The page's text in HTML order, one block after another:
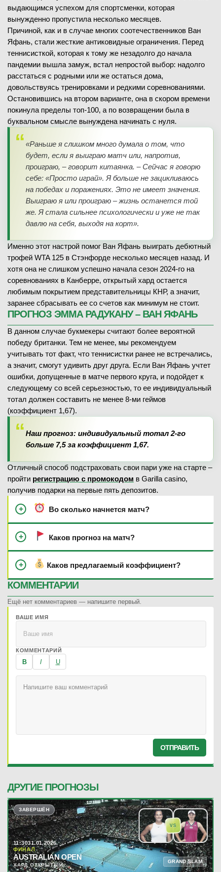
выдающимся успехом для спортсменки, которая
вынужденно пропустила несколько месяцев.
Причиной, как и в случае многих соотечественников Ван
Яфань, стали жесткие антиковидные ограничения. Перед
теннисисткой, которая к тому же незадолго до начала
пандемии вышла замуж, встал непростой выбор: надолго
расстаться с родными или же остаться дома,
довольствуясь тренировками и редкими соревнованиями.
Остановившись на втором варианте, она в скором времени
покинула пределы топ-100, а по возвращении была в
буквальном смысле вынуждена начинать с нуля.
«Раньше я слишком много думала о том, что
будет, если я выиграю матч или, напротив,
проиграю, – говорит китаянка. – Сейчас я говорю
себе: «Просто играй». Я больше не зацикливаюсь
на победах и поражениях. Это не имеет значения.
Выиграю я или проиграю – жизнь останется той
же. Я стала сильнее психологически и уже не так
давлю на себя, выходя на корт».
Именно этот настрой помог Ван Яфань выиграть дебютный
трофей WTA 125 в Стэнфорде несколько месяцев назад. И
хотя она не слишком успешно начала сезон 2024-го на
соревнованиях в Канберре, открытый хард остается
любимым покрытием представительницы КНР, а значит,
заранее сбрасывать ее со счетов как минимум не стоит.
ПРОГНОЗ ЭММА РАДУКАНУ – ВАН ЯФАНЬ
В данном случае букмекеры считают более вероятной
победу британки. Тем не менее, мы рекомендуем
учитывать тот факт, что теннисистки ранее не встречались,
а значит, смогут удивить друг друга. Если Ван Яфань учтет
ошибки, допущенные в матче первого круга, и подойдет к
следующему со всей серьезностью, то ее индивидуальный
тотал должен составить не менее 8-ми геймов
(коэффициент 1,67).
Наш прогноз: индивидуальный тотал 2-го
больше 7,5 за коэффициент 1,67.
Отличный способ подстраховать свои пари уже на старте –
пройти регистрацию с промокодом в Garilla casino,
получив подарки на первые пять депозитов.
Во сколько начнется матч?
Каков прогноз на матч?
Каков предлагаемый коэффициент?
КОММЕНТАРИИ
Ещё нет комментариев — напишите первый.
ВАШЕ ИМЯ
КОММЕНТАРИЙ
B I U
ОТПРАВИТЬ
ДРУГИЕ ПРОГНОЗЫ
VS
ЗАВЕРШЁН
11:3031.01.2026
ФИНАЛ
AUSTRALIAN OPEN
ХАРД ОТКРЫТЫЙ
GRAND SLAM